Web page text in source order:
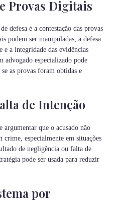
Provas Digitais
defesa é a contestação das provas
podem ser manipuladas, a defesa
e a integridade das evidências
advogado especializado pode
as provas foram obtidas e
de Intenção
argumentar que o acusado não
crime, especialmente em situações
de negligência ou falta de
pode ser usada para reduzir
por